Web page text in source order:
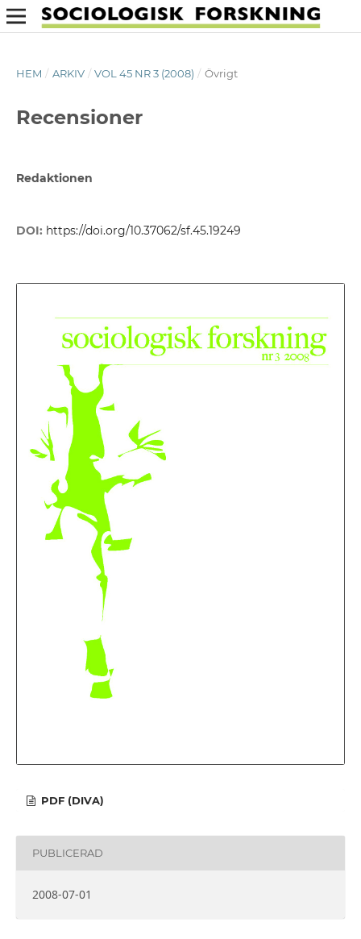
HEM / ARKIV / VOL 45 NR 3 (2008) / Övrigt
Recensioner
Redaktionen
DOI: https://doi.org/10.37062/sf.45.19249
PDF (DIVA)
PUBLICERAD
2008-07-01